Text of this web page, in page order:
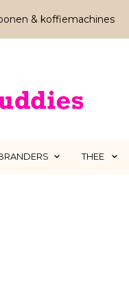
& koffiemachines
THEE